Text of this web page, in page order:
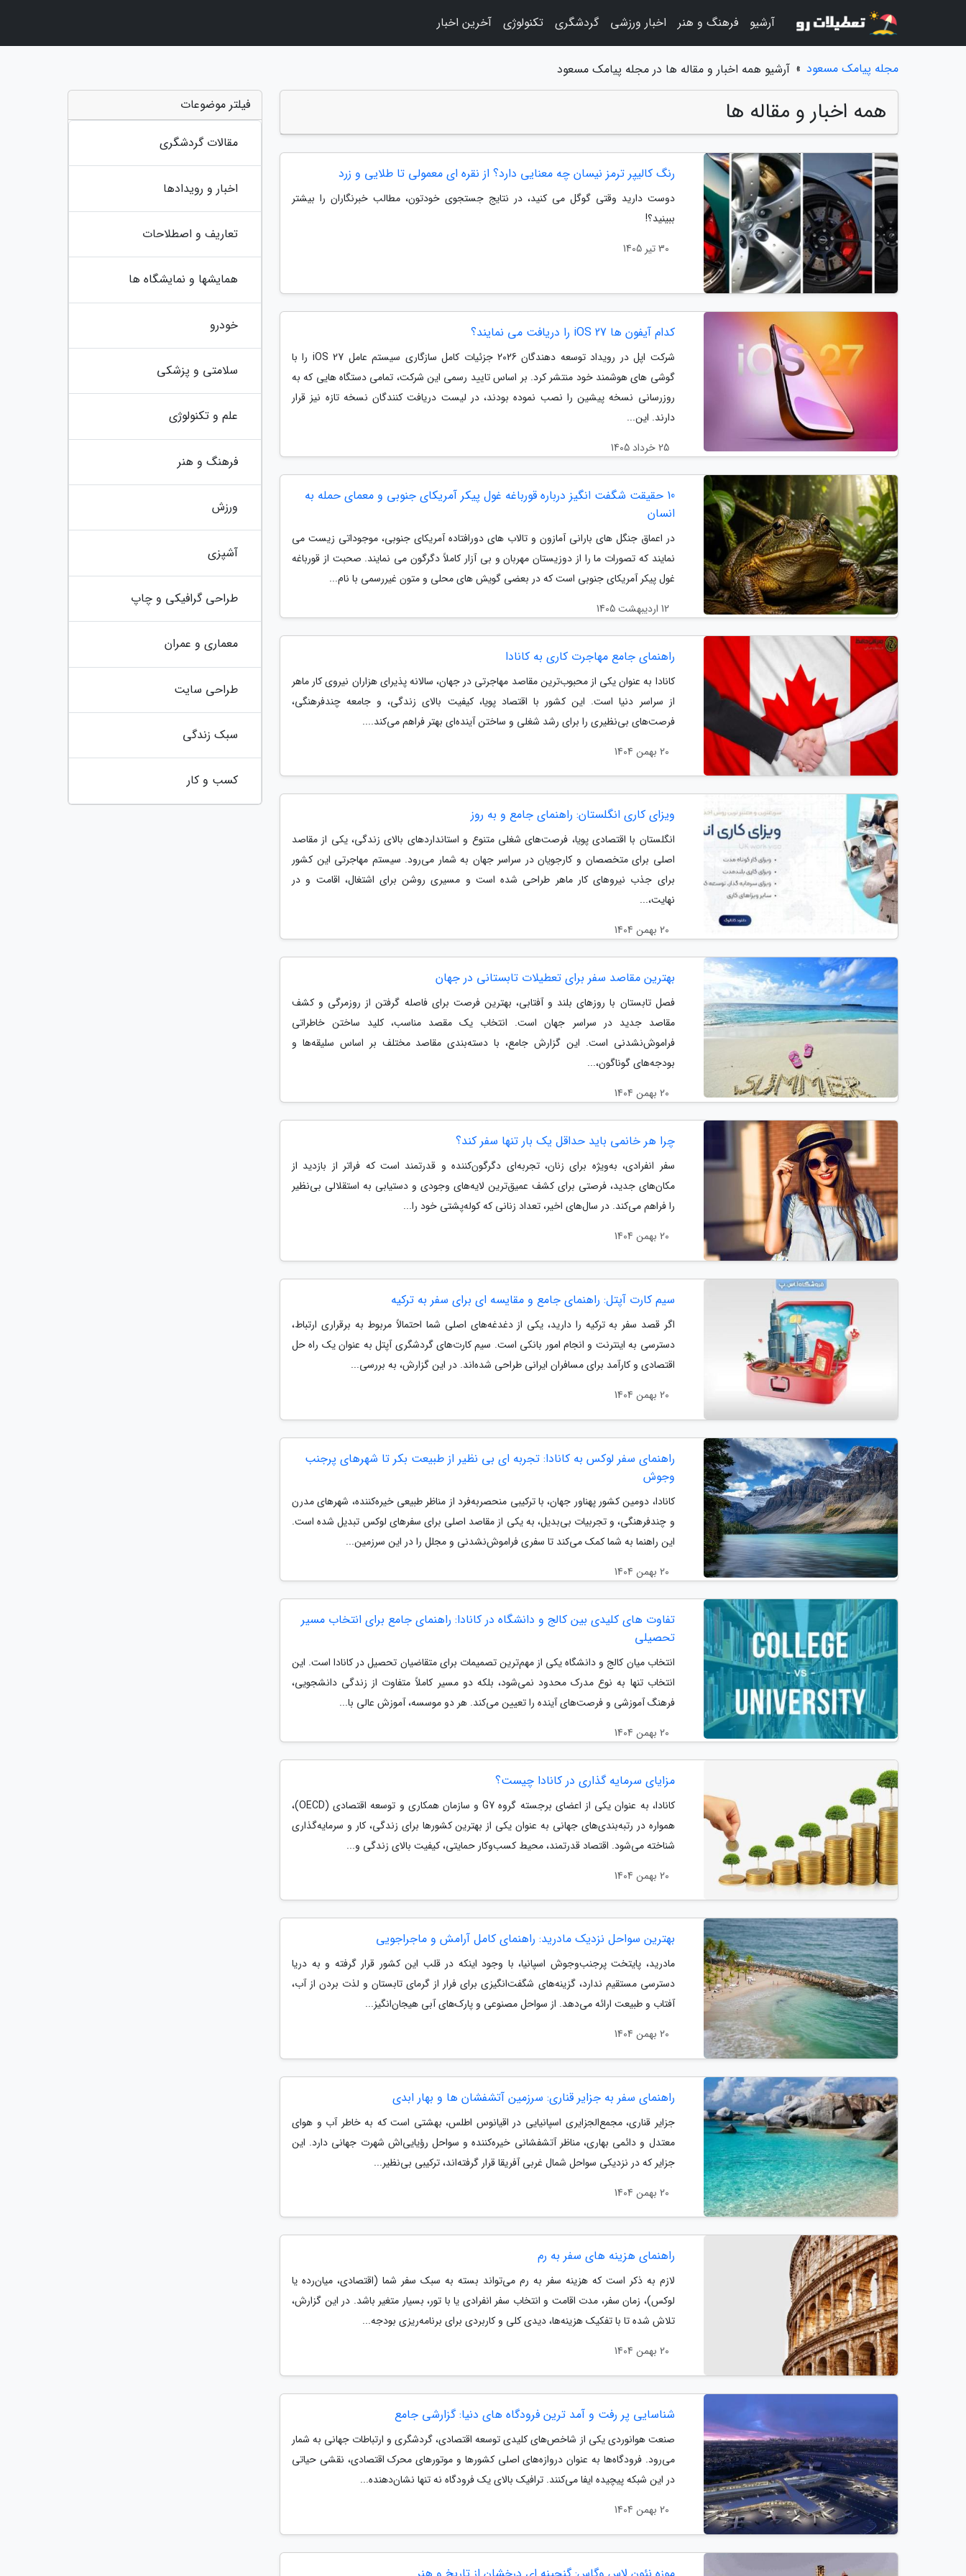
مجله پیامک مسعود » آرشیو همه اخبار و مقاله ها در مجله پیامک مسعود
همه اخبار و مقاله ها
رنگ کالیپر ترمز نیسان چه معنایی دارد؟ از نقره ای معمولی تا طلایی و زرد
دوست دارید وقتی گوگل می کنید، در نتایج جستجوی خودتون، مطالب خبرنگاران را بیشتر
ببینید؟!
30 تیر 1405
کدام آیفون ها iOS 27 را دریافت می نمایند؟
شرکت اپل در رویداد توسعه دهندگان 2026 جزئیات کامل سازگاری سیستم عامل iOS 27 را با
گوشی های هوشمند خود منتشر کرد. بر اساس تایید رسمی این شرکت، تمامی دستگاه هایی که به
روزرسانی نسخه پیشین را نصب نموده بودند، در لیست دریافت کنندگان نسخه تازه نیز قرار
دارند. این...
25 خرداد 1405
10 حقیقت شگفت انگیز درباره قورباغه غول پیکر آمریکای جنوبی و معمای حمله به
انسان
در اعماق جنگل های بارانی آمازون و تالاب های دورافتاده آمریکای جنوبی، موجوداتی زیست می
نمایند که تصورات ما را از دوزیستان مهربان و بی آزار کاملاً دگرگون می نمایند. صحبت از قورباغه
غول پیکر آمریکای جنوبی است که در بعضی گویش های محلی و متون غیررسمی با نام...
12 اردیبهشت 1405
راهنمای جامع مهاجرت کاری به کانادا
کانادا به عنوان یکی از محبوب‌ترین مقاصد مهاجرتی در جهان، سالانه پذیرای هزاران نیروی کار ماهر
از سراسر دنیا است. این کشور با اقتصاد پویا، کیفیت بالای زندگی، و جامعه چندفرهنگی،
فرصت‌های بی‌نظیری را برای رشد شغلی و ساختن آینده‌ای بهتر فراهم می‌کند....
20 بهمن 1404
ویزای کاری انگلستان: راهنمای جامع و به روز
انگلستان با اقتصادی پویا، فرصت‌های شغلی متنوع و استانداردهای بالای زندگی، یکی از مقاصد
اصلی برای متخصصان و کارجویان در سراسر جهان به شمار می‌رود. سیستم مهاجرتی این کشور
برای جذب نیروهای کار ماهر طراحی شده است و مسیری روشن برای اشتغال، اقامت و در
نهایت،...
20 بهمن 1404
بهترین مقاصد سفر برای تعطیلات تابستانی در جهان
فصل تابستان با روزهای بلند و آفتابی، بهترین فرصت برای فاصله گرفتن از روزمرگی و کشف
مقاصد جدید در سراسر جهان است. انتخاب یک مقصد مناسب، کلید ساختن خاطراتی
فراموش‌نشدنی است. این گزارش جامع، با دسته‌بندی مقاصد مختلف بر اساس سلیقه‌ها و
بودجه‌های گوناگون،...
20 بهمن 1404
چرا هر خانمی باید حداقل یک بار تنها سفر کند؟
سفر انفرادی، به‌ویژه برای زنان، تجربه‌ای دگرگون‌کننده و قدرتمند است که فراتر از بازدید از
مکان‌های جدید، فرصتی برای کشف عمیق‌ترین لایه‌های وجودی و دستیابی به استقلالی بی‌نظیر
را فراهم می‌کند. در سال‌های اخیر، تعداد زنانی که کوله‌پشتی خود را...
20 بهمن 1404
سیم کارت آپتل: راهنمای جامع و مقایسه ای برای سفر به ترکیه
اگر قصد سفر به ترکیه را دارید، یکی از دغدغه‌های اصلی شما احتمالاً مربوط به برقراری ارتباط،
دسترسی به اینترنت و انجام امور بانکی است. سیم کارت‌های گردشگری آپتل به عنوان یک راه حل
اقتصادی و کارآمد برای مسافران ایرانی طراحی شده‌اند. در این گزارش، به بررسی...
20 بهمن 1404
راهنمای سفر لوکس به کانادا: تجربه ای بی نظیر از طبیعت بکر تا شهرهای پرجنب
وجوش
کانادا، دومین کشور پهناور جهان، با ترکیبی منحصربه‌فرد از مناظر طبیعی خیره‌کننده، شهرهای مدرن
و چندفرهنگی، و تجربیات بی‌بدیل، به یکی از مقاصد اصلی برای سفرهای لوکس تبدیل شده است.
این راهنما به شما کمک می‌کند تا سفری فراموش‌نشدنی و مجلل را در این سرزمین...
20 بهمن 1404
تفاوت های کلیدی بین کالج و دانشگاه در کانادا: راهنمای جامع برای انتخاب مسیر
تحصیلی
انتخاب میان کالج و دانشگاه یکی از مهم‌ترین تصمیمات برای متقاضیان تحصیل در کانادا است. این
انتخاب تنها به نوع مدرک محدود نمی‌شود، بلکه دو مسیر کاملاً متفاوت از زندگی دانشجویی،
فرهنگ آموزشی و فرصت‌های آینده را تعیین می‌کند. هر دو موسسه، آموزش عالی با...
20 بهمن 1404
مزایای سرمایه گذاری در کانادا چیست؟
کانادا، به عنوان یکی از اعضای برجسته گروه G7 و سازمان همکاری و توسعه اقتصادی (OECD)،
همواره در رتبه‌بندی‌های جهانی به عنوان یکی از بهترین کشورها برای زندگی، کار و سرمایه‌گذاری
شناخته می‌شود. اقتصاد قدرتمند، محیط کسب‌وکار حمایتی، کیفیت بالای زندگی و...
20 بهمن 1404
بهترین سواحل نزدیک مادرید: راهنمای کامل آرامش و ماجراجویی
مادرید، پایتخت پرجنب‌وجوش اسپانیا، با وجود اینکه در قلب این کشور قرار گرفته و به دریا
دسترسی مستقیم ندارد، گزینه‌های شگفت‌انگیزی برای فرار از گرمای تابستان و لذت بردن از آب،
آفتاب و طبیعت ارائه می‌دهد. از سواحل مصنوعی و پارک‌های آبی هیجان‌انگیز...
20 بهمن 1404
راهنمای سفر به جزایر قناری: سرزمین آتشفشان ها و بهار ابدی
جزایر قناری، مجمع‌الجزایری اسپانیایی در اقیانوس اطلس، بهشتی است که به خاطر آب و هوای
معتدل و دائمی بهاری، مناظر آتشفشانی خیره‌کننده و سواحل رؤیایی‌اش شهرت جهانی دارد. این
جزایر که در نزدیکی سواحل شمال غربی آفریقا قرار گرفته‌اند، ترکیبی بی‌نظیر...
20 بهمن 1404
راهنمای هزینه های سفر به رم
لازم به ذکر است که هزینه سفر به رم می‌تواند بسته به سبک سفر شما (اقتصادی، میان‌رده یا
لوکس)، زمان سفر، مدت اقامت و انتخاب سفر انفرادی یا با تور، بسیار متغیر باشد. در این گزارش،
تلاش شده تا با تفکیک هزینه‌ها، دیدی کلی و کاربردی برای برنامه‌ریزی بودجه...
20 بهمن 1404
شناسایی پر رفت و آمد ترین فرودگاه های دنیا: گزارشی جامع
صنعت هوانوردی یکی از شاخص‌های کلیدی توسعه اقتصادی، گردشگری و ارتباطات جهانی به شمار
می‌رود. فرودگاه‌ها به عنوان دروازه‌های اصلی کشورها و موتورهای محرک اقتصادی، نقشی حیاتی
در این شبکه پیچیده ایفا می‌کنند. ترافیک بالای یک فرودگاه نه تنها نشان‌دهنده...
20 بهمن 1404
فیلتر موضوعات
مقالات گردشگری
اخبار و رویدادها
تعاریف و اصطلاحات
همایشها و نمایشگاه ها
خودرو
سلامتی و پزشکی
علم و تکنولوژی
فرهنگ و هنر
ورزش
آشپزی
طراحی گرافیکی و چاپ
معماری و عمران
طراحی سایت
سبک زندگی
کسب و کار
آرشیو فرهنگ و هنر اخبار ورزشی گردشگری تکنولوژی آخرین اخبار